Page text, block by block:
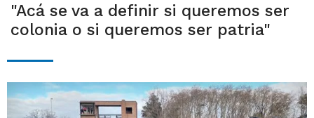
"Acá se va a definir si queremos ser
colonia o si queremos ser patria"